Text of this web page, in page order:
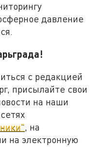
давление
с редакцией
присылайте свои
на наши
, на
на электронную